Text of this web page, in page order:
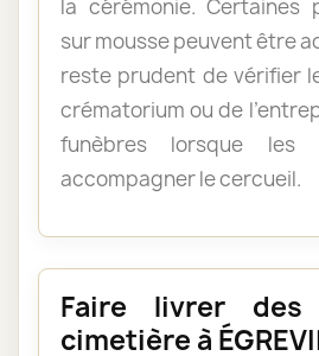
la cérémonie. Certaines
sur mousse peuvent être
reste prudent de vérifier
crématorium ou de
funèbres lorsque les
accompagner le cercueil.
Faire livrer
cimetière à